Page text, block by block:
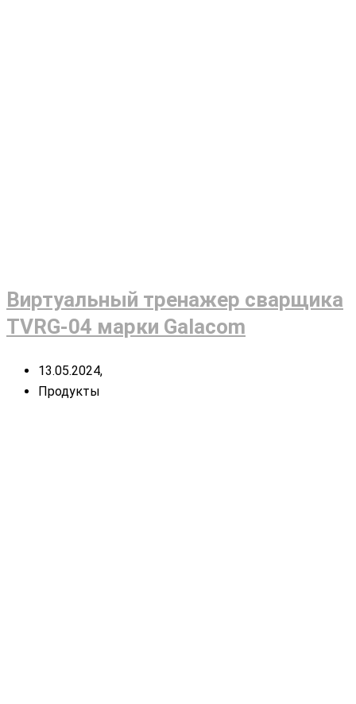
Виртуальный тренажер сварщика
TVRG-04 марки Galacom
13.05.2024,
Продукты